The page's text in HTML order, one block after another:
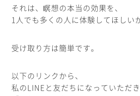
それは、瞑想の本当の効果を、
1人でも多くの人に体験してほしい
受け取り方は簡単です。
以下のリンクから、
私のLINEと友だちになっていただき